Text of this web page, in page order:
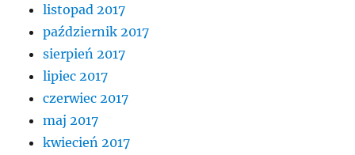
listopad 2017
październik 2017
sierpień 2017
lipiec 2017
czerwiec 2017
maj 2017
kwiecień 2017